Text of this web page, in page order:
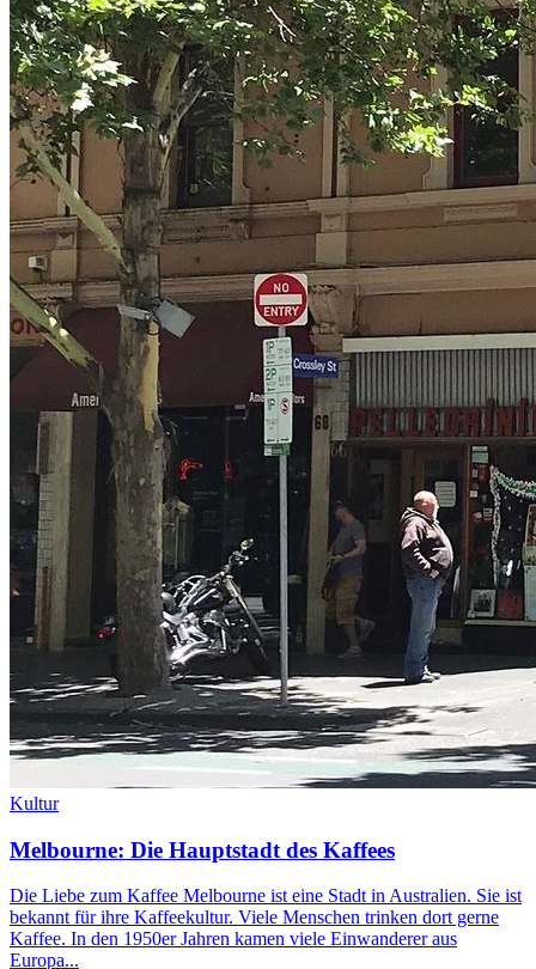
Kultur
Melbourne: Die Hauptstadt des Kaffees
Die Liebe zum Kaffee Melbourne ist eine Stadt in Australien. Sie ist
bekannt für ihre Kaffeekultur. Viele Menschen trinken dort gerne
Kaffee. In den 1950er Jahren kamen viele Einwanderer aus
Europa...